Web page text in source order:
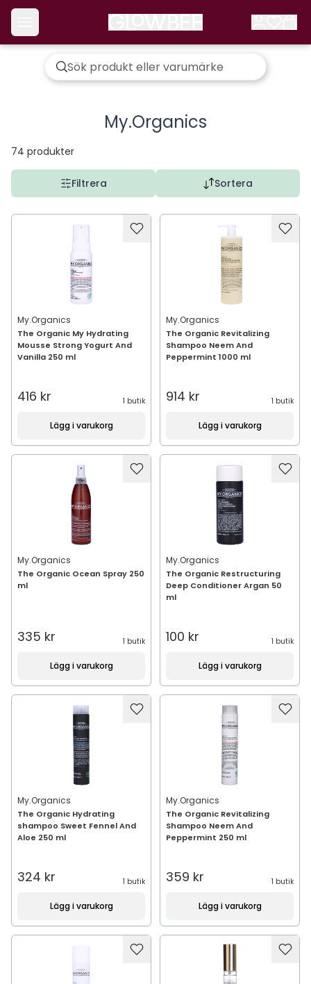
My.Organics
74 produkter
Filtrera Sortera
My.Organics
The Organic My Hydrating
Mousse Strong Yogurt And
Vanilla 250 ml
416 kr 1 butik
Lägg i varukorg
My.Organics
The Organic Revitalizing
Shampoo Neem And
Peppermint 1000 ml
914 kr 1 butik
Lägg i varukorg
My.Organics
The Organic Ocean Spray 250
ml
335 kr 1 butik
Lägg i varukorg
My.Organics
The Organic Restructuring
Deep Conditioner Argan 50
ml
100 kr 1 butik
Lägg i varukorg
My.Organics
The Organic Hydrating
shampoo Sweet Fennel And
Aloe 250 ml
324 kr 1 butik
Lägg i varukorg
My.Organics
The Organic Revitalizing
Shampoo Neem And
Peppermint 250 ml
359 kr 1 butik
Lägg i varukorg